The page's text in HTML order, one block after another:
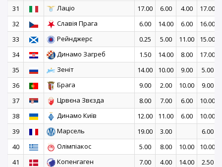
31
Лаціо 17.00 6.00 4.00
17.00
32
Славія Прага 6.00 14.00 6.00 16.00
33
Рейнджерс 0.25 5.00 11.00 15.00
34
Динамо Загреб 1.50 14.00 8.00
17.00
35
Зеніт 14.00 10.00 9.00
5.00
36
Брага 9.00 2.00 10.00 9.00
37
Црвєна Звєзда 8.00 7.00 6.00 10.00
38
Динамо Київ 12.00 11.00 6.00
10.00
39
Марсель 19.00 3.00 6.00
40
Олімпіакос 5.00 8.00 10.00
10.00
41
Копенгаген 7.00 4.00 14.00 2.50